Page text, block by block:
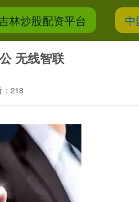
林炒股配资平台
无线智联
：218